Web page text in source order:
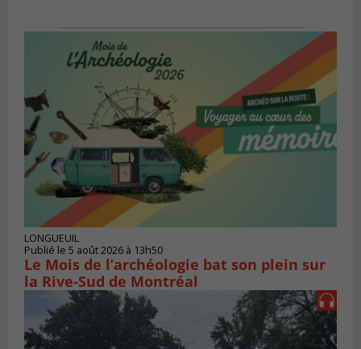
LONGUEUIL
Publié le 5 août 2026 à 13h50
Le Mois de l’archéologie bat son plein sur
la Rive-Sud de Montréal